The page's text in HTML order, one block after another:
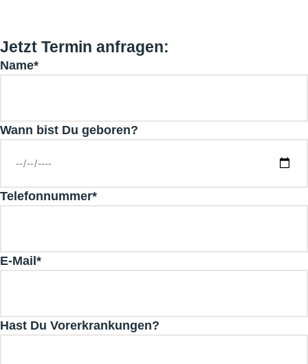
Jetzt Termin anfragen:
Name*
Wann bist Du geboren?
Telefonnummer*
E-Mail*
Hast Du Vorerkrankungen?